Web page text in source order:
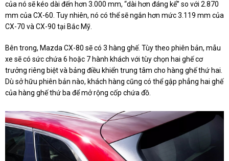
của nó sẽ kéo dài đến hơn 3.000 mm, “dài hơn đáng kể” so với 2.870
mm của CX-60. Tuy nhiên, nó có thể sẽ ngắn hơn mức 3.119 mm của
CX-70 và CX-90 tại Bắc Mỹ.
Bên trong, Mazda CX-80 sẽ có 3 hàng ghế. Tùy theo phiên bản, mẫu
xe sẽ có sức chứa 6 hoặc 7 hành khách với tùy chọn hai ghế cơ
trưởng riêng biệt và bảng điều khiển trung tâm cho hàng ghế thứ hai.
Dù sở hữu phiên bản nào, khách hàng cũng có thể gập phẳng hai ghế
của hàng ghế thứ ba để mở rộng cốp chứa đồ.